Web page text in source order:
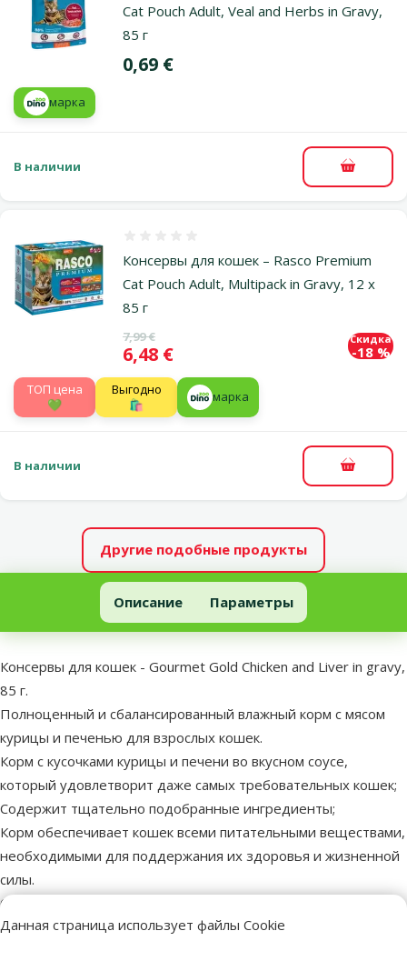
Данная страница использует файлы Cookie
Cat Pouch Adult, Veal and Herbs in Gravy,
85 г
Цена
0,69 €
марка
В наличии В
Консервы для кошек – Rasco Premium
Cat Pouch Adult, Multipack in Gravy, 12 x
85 г
Исходная цена
7,99 €
Цена
6,48 €
Скидка
-18 %
TOП цена
💚
Выгодно
🛍️
марка
В наличии В
Другие подобные продукты
Консервы для кошек - Gourmet Gold Chicken and Liver in gravy,
Описание Параметры
В начало страницы
superzoo.product.detail.content
Консервы для кошек - Gourmet Gold Chicken and Liver in gravy,
85 г.
Полноценный и сбалансированный влажный корм с мясом
курицы и печенью для взрослых кошек.
Корм с кусочками курицы и печени во вкусном соусе,
который удовлетворит даже самых требовательных кошек;
Содержит тщательно подобранные ингредиенты;
Корм обеспечивает кошек всеми питательными веществами,
необходимыми для поддержания их здоровья и жизненной
силы.
Состав: Мясо и субпродукты (в том числе 4 % мясо курицы, 4
% печень), злаки, минеральные вещества, различные сахара.